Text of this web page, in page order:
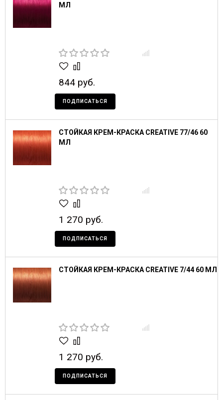
МЛ
844 руб.
ПОДПИСАТЬСЯ
СТОЙКАЯ КРЕМ-КРАСКА CREATIVE 77/46 60
МЛ
1 270 руб.
ПОДПИСАТЬСЯ
СТОЙКАЯ КРЕМ-КРАСКА CREATIVE 7/44 60 МЛ
1 270 руб.
ПОДПИСАТЬСЯ